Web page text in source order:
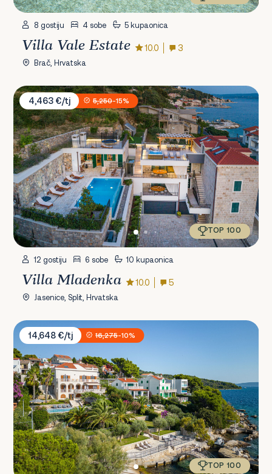
8 gostiju 4 sobe 5 kupaonica
Villa Vale Estate 10.0 3
Brač, Hrvatska
Villa Mladenka
4,463 €/tj
5,250-15%
TOP 100
12 gostiju 6 sobe 10 kupaonica
Villa Mladenka 10.0 5
Jasenice, Split, Hrvatska
Sunset Villa Trogir
14,648 €/tj
16,275-10%
TOP 100